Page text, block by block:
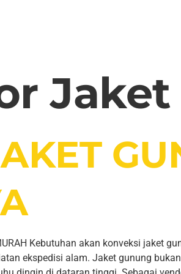
Kebutuhan akan konveksi
ekspedisi alam. Jaket gunung